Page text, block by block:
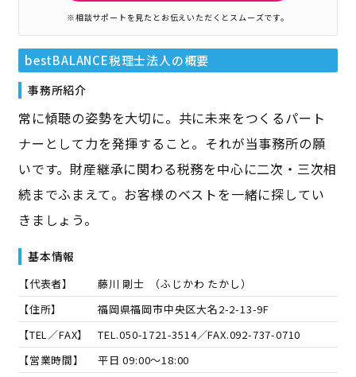
※相談サポートを見たとお伝えいただくとスムーズです。
bestBALANCE税理士法人の概要
事務所紹介
常に傾聴の姿勢を大切に。共に未来をつくるパート
ナーとして力を発揮すること。それが当事務所の願
いです。財産継承に関わる税務を中心に二次・三次相
続までふまえて。お客様のベストを一緒に探してい
きましょう。
基本情報
【代表者】 藤川 剛士 （ふじかわ たかし）
【住所】
福岡県福岡市中央区大名2-2-13-9F
【TEL／FAX】
TEL.050-1721-3514／FAX.092-737-0710
【営業時間】
平日 09:00～18:00